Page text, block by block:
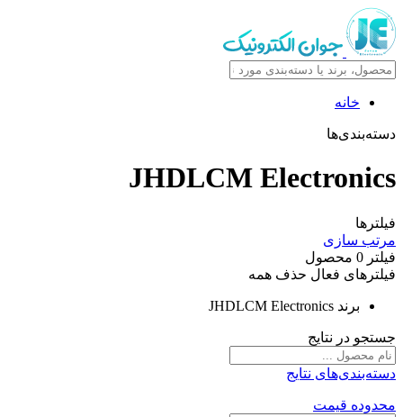
خانه
دسته‌بندی‌ها
JHDLCM Electronics
فیلترها
مرتب سازی
فیلتر 0 محصول
فیلترهای فعال حذف همه
برند JHDLCM Electronics
جستجو در نتایج
دسته‌بندی‌های نتایج
محدوده قیمت